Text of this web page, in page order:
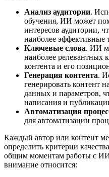
Анализ аудитории.
обучения, ИИ может
интересов аудитории,
наиболее эффективные
Ключевые слова. ИИ
наиболее релевантных
контента и его
Генерация контента.
генерировать контент
данных и параметров,
написания и
Автоматизация
для автоматизации
Каждый автор или контент
определить критерии
общим моментам работы с
внимание относится: